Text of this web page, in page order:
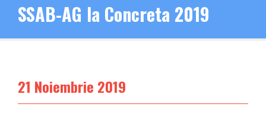
SSAB-AG la Concreta 2019
21 Noiembrie 2019